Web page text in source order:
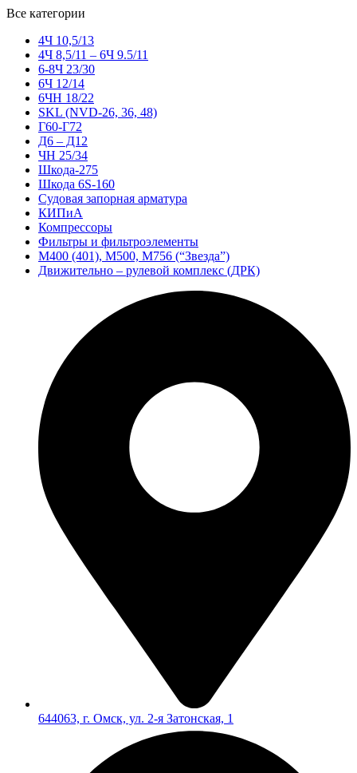
Все категории
4Ч 10,5/13
4Ч 8,5/11 – 6Ч 9.5/11
6-8Ч 23/30
6Ч 12/14
6ЧН 18/22
SKL (NVD-26, 36, 48)
Г60-Г72
Д6 – Д12
ЧН 25/34
Шкода-275
Шкода 6S-160
Судовая запорная арматура
КИПиА
Компрессоры
Фильтры и фильтроэлементы
М400 (401), М500, М756 (“Звезда”)
Движительно – рулевой комплекс (ДРК)
644063, г. Омск, ул. 2-я Затонская, 1